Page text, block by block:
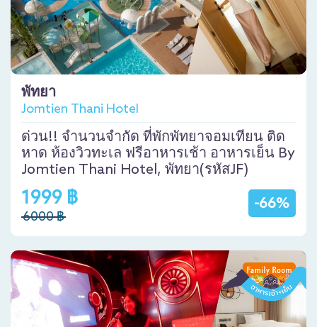
พัทยา
Jomtien Thani Hotel
ด่วน!! จำนวนจำกัด ที่พักพัทยาจอมเทียน ติด
หาด ห้องวิวทะเล ฟรีอาหารเช้า อาหารเย็น By
Jomtien Thani Hotel, พัทยา(รหัสJF)
-66%
1999 ฿
6000 ฿